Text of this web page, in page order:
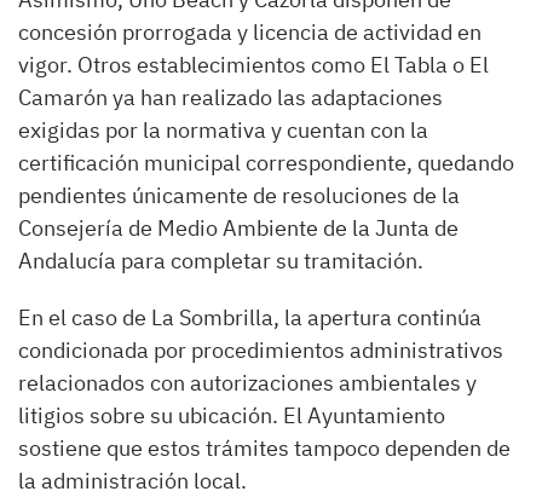
concesión prorrogada y licencia de actividad en
vigor. Otros establecimientos como El Tabla o El
Camarón ya han realizado las adaptaciones
exigidas por la normativa y cuentan con la
certificación municipal correspondiente, quedando
pendientes únicamente de resoluciones de la
Consejería de Medio Ambiente de la Junta de
Andalucía para completar su tramitación.
En el caso de La Sombrilla, la apertura continúa
condicionada por procedimientos administrativos
relacionados con autorizaciones ambientales y
litigios sobre su ubicación. El Ayuntamiento
sostiene que estos trámites tampoco dependen de
la administración local.